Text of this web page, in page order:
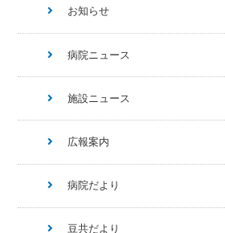
お知らせ
病院ニュース
施設ニュース
広報案内
病院だより
豆共だより